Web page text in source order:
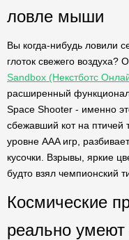
ловле мыши
Вы когда-нибудь ловили
глоток свежего воздуха?
Sandbox (Некстботс
расширенный
Space Shooter - именно
сбежавший кот на птичей
уровне AAA игр,
кусочки. Взрывы, яркие
будто взял чемпионский
Космические
реально умеют